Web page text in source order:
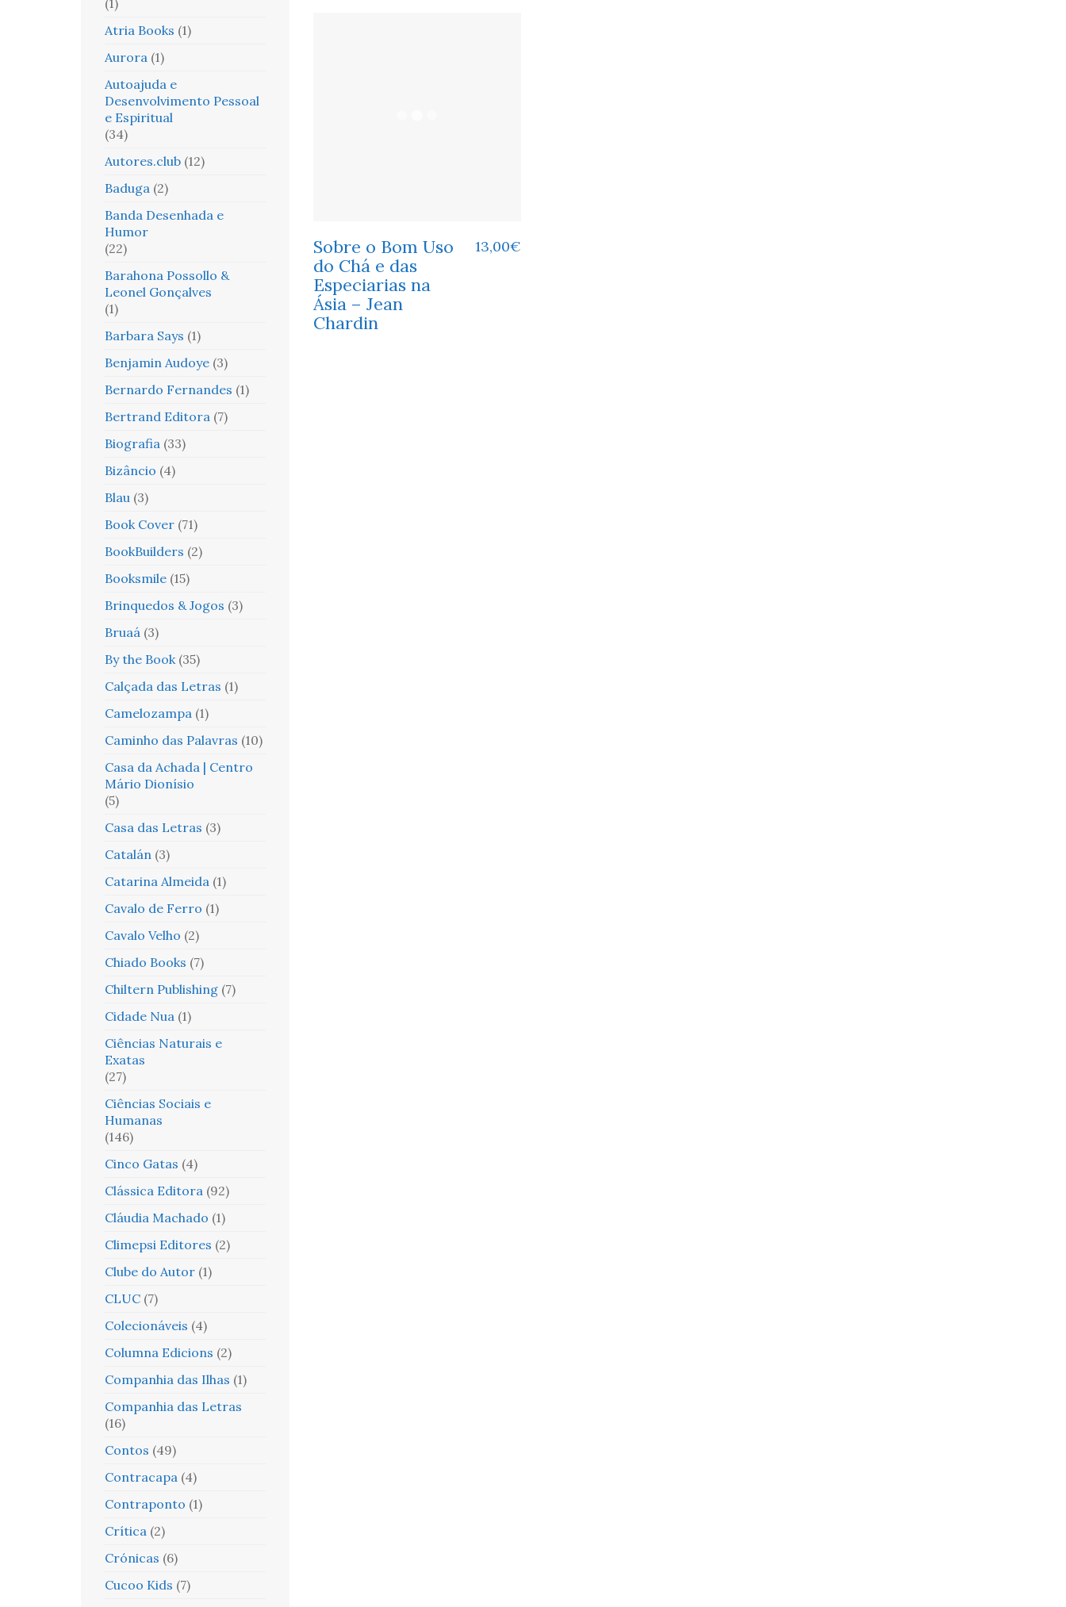
Sobre o Bom Uso
do Chá e das
Especiarias na
Ásia – Jean
Chardin
13,00€
Atria Books (1)
Aurora (1)
Autoajuda e
Desenvolvimento Pessoal
e Espiritual
(34)
Autores.club (12)
Baduga (2)
Banda Desenhada e
Humor
(22)
Barahona Possollo &
Leonel Gonçalves
(1)
Barbara Says (1)
Benjamin Audoye (3)
Bernardo Fernandes (1)
Bertrand Editora (7)
Biografia (33)
Bizâncio (4)
Blau (3)
Book Cover (71)
BookBuilders (2)
Booksmile (15)
Brinquedos & Jogos (3)
Bruaá (3)
By the Book (35)
Calçada das Letras (1)
Camelozampa (1)
Caminho das Palavras (10)
Casa da Achada | Centro
Mário Dionísio
(5)
Casa das Letras (3)
Catalán (3)
Catarina Almeida (1)
Cavalo de Ferro (1)
Cavalo Velho (2)
Chiado Books (7)
Chiltern Publishing (7)
Cidade Nua (1)
Ciências Naturais e
Exatas
(27)
Ciências Sociais e
Humanas
(146)
Cinco Gatas (4)
Clássica Editora (92)
Cláudia Machado (1)
Climepsi Editores (2)
Clube do Autor (1)
CLUC (7)
Colecionáveis (4)
Columna Edicions (2)
Companhia das Ilhas (1)
Companhia das Letras
(16)
Contos (49)
Contracapa (4)
Contraponto (1)
Crítica (2)
Crónicas (6)
Cucoo Kids (7)